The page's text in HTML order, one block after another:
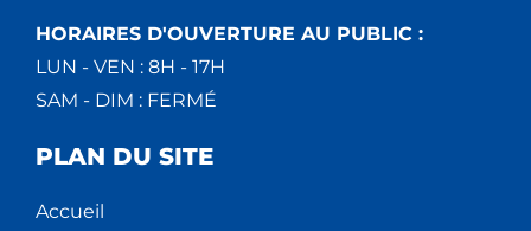
HORAIRES D'OUVERTURE AU PUBLIC :
LUN - VEN : 8H - 17H
SAM - DIM : FERMÉ
PLAN DU SITE
Accueil